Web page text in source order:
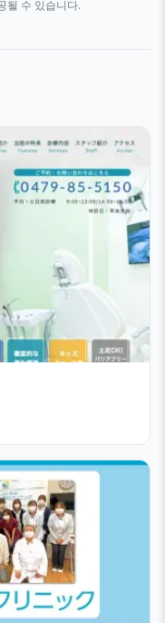
될 수 있습니다.